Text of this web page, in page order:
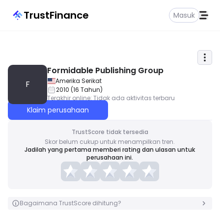
TrustFinance Masuk
F
Formidable Publishing Group
Amerika Serikat
2010 (16 Tahun)
Terakhir online: Tidak ada aktivitas terbaru
Klaim perusahaan
TrustScore tidak tersedia
Skor belum cukup untuk menampilkan tren.
Jadilah yang pertama memberi rating dan ulasan untuk
perusahaan ini.
Bagaimana TrustScore dihitung?